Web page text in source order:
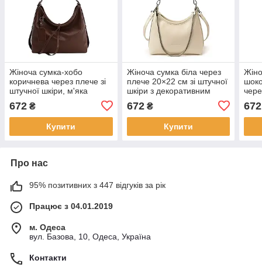
Жіноча сумка-хобо
коричнева через плече зі
штучної шкіри, м'яка
20×28 см KAY
672 ₴
Купити
Жіноча сумка біла через
плече 20×22 см зі штучної
шкіри з декоративним
672₴
Купити
KAY
672
Про нас
95% позитивних з 447 відгуків за рік
Працює з 04.01.2019
м. Одеса
вул. Базова, 10, Одеса, Україна
Контакти